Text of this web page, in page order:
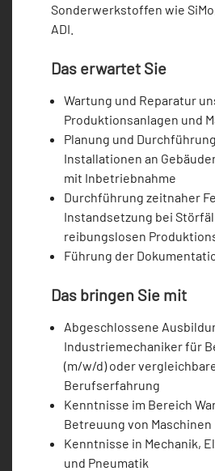
Sonderwerkstoffen wie
ADI.
Das erwartet Sie
Wartung und Reparatur
Produktionsanlagen und
Planung und
Installationen an
mit Inbetriebnahme
Durchführung zeitnaher
Instandsetzung bei
reibungslosen
Führung der
Das bringen Sie mit
Abgeschlossene
Industriemechaniker für
(m/w/d) oder
Berufserfahrung
Kenntnisse im Bereich
Betreuung von Maschinen
Kenntnisse in Mechanik,
und Pneumatik